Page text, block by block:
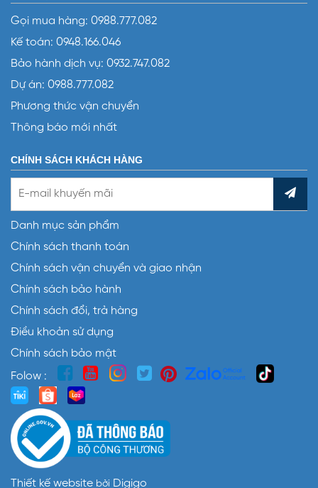
Gọi mua hàng: 0988.777.082
Kế toán: 0948.166.046
Bảo hành dịch vụ: 0932.747.082
Dự án: 0988.777.082
Phương thức vận chuyển
Thông báo mới nhất
CHÍNH SÁCH KHÁCH HÀNG
Danh mục sản phẩm
Chính sách thanh toán
Chính sách vận chuyển và giao nhận
Chính sách bảo hành
Chính sách đổi, trả hàng
Điều khoản sử dụng
Chính sách bảo mật
Folow :
Thiết kế website bởi Digigo